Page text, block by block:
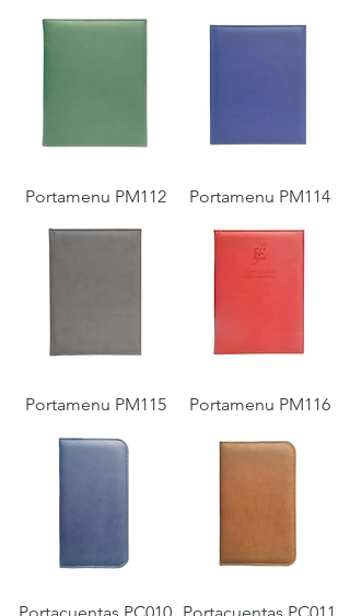
Portamenu PM112 Portamenu PM114
Portamenu PM115 Portamenu PM116